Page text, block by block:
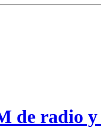
de radio y